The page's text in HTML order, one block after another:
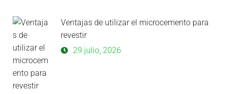
Ventajas de utilizar el microcemento para
revestir
29 julio, 2026